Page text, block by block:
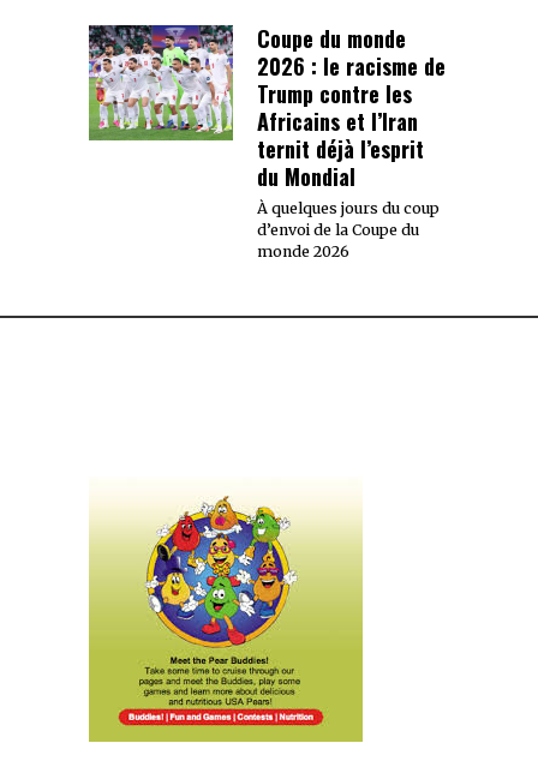
Coupe du monde
2026 : le racisme de
Trump contre les
Africains et l’Iran
ternit déjà l’esprit
du Mondial
À quelques jours du coup
d’envoi de la Coupe du
monde 2026